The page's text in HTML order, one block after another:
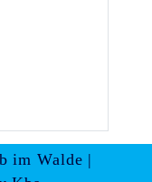
im Walde |